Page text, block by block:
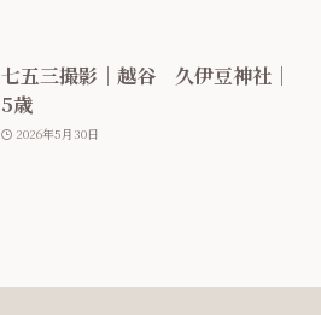
七五三撮影｜越谷 久伊豆神社｜
5歳
2026年5月30日